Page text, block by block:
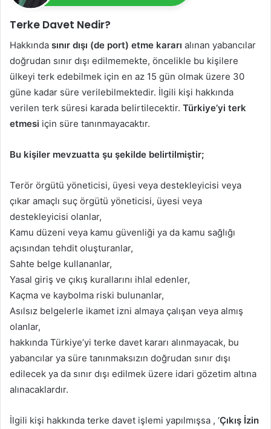
Terke Davet Nedir?
Hakkında sınır dışı (de port) etme kararı alınan yabancılar
doğrudan sınır dışı edilmemekte, öncelikle bu kişilere
ülkeyi terk edebilmek için en az 15 gün olmak üzere 30
güne kadar süre verilebilmektedir. İlgili kişi hakkında
verilen terk süresi karada belirtilecektir. Türkiye’yi terk
etmesi için süre tanınmayacaktır.
Bu kişiler mevzuatta şu şekilde belirtilmiştir;
Terör örgütü yöneticisi, üyesi veya destekleyicisi veya
çıkar amaçlı suç örgütü yöneticisi, üyesi veya
destekleyicisi olanlar,
Kamu düzeni veya kamu güvenliği ya da kamu sağlığı
açısından tehdit oluşturanlar,
Sahte belge kullananlar,
Yasal giriş ve çıkış kurallarını ihlal edenler,
Kaçma ve kaybolma riski bulunanlar,
Asılsız belgelerle ikamet izni almaya çalışan veya almış
olanlar,
hakkında Türkiye’yi terke davet kararı alınmayacak, bu
yabancılar ya süre tanınmaksızın doğrudan sınır dışı
edilecek ya da sınır dışı edilmek üzere idari gözetim altına
alınacaklardır.
İlgili kişi hakkında terke davet işlemi yapılmışsa , ‘Çıkış İzin